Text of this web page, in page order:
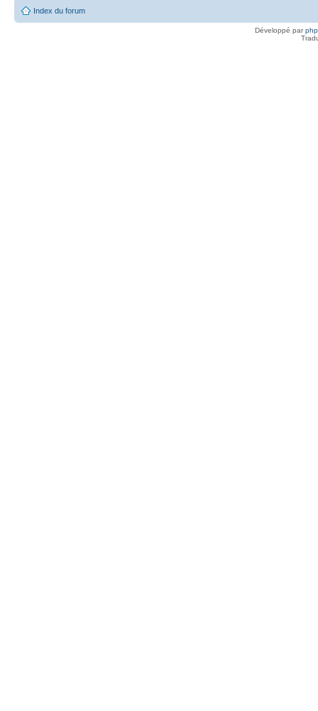
Index du forum
Développé par